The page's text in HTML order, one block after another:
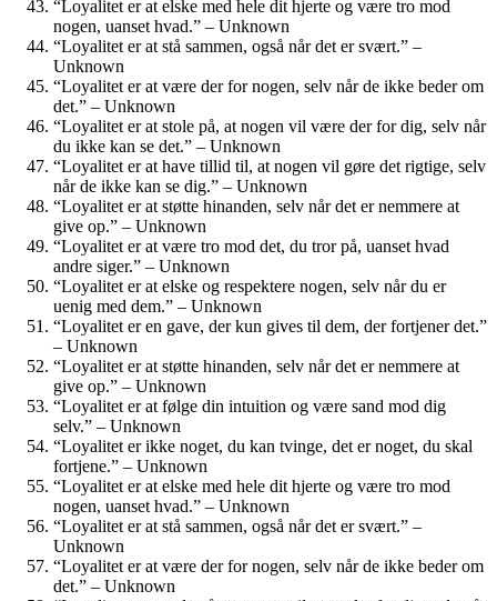
“Loyalitet er at elske med hele dit hjerte og være tro mod
nogen, uanset hvad.” – Unknown
“Loyalitet er at stå sammen, også når det er svært.” –
Unknown
“Loyalitet er at være der for nogen, selv når de ikke beder om
det.” – Unknown
“Loyalitet er at stole på, at nogen vil være der for dig, selv når
du ikke kan se det.” – Unknown
“Loyalitet er at have tillid til, at nogen vil gøre det rigtige, selv
når de ikke kan se dig.” – Unknown
“Loyalitet er at støtte hinanden, selv når det er nemmere at
give op.” – Unknown
“Loyalitet er at være tro mod det, du tror på, uanset hvad
andre siger.” – Unknown
“Loyalitet er at elske og respektere nogen, selv når du er
uenig med dem.” – Unknown
“Loyalitet er en gave, der kun gives til dem, der fortjener det.”
– Unknown
“Loyalitet er at støtte hinanden, selv når det er nemmere at
give op.” – Unknown
“Loyalitet er at følge din intuition og være sand mod dig
selv.” – Unknown
“Loyalitet er ikke noget, du kan tvinge, det er noget, du skal
fortjene.” – Unknown
“Loyalitet er at elske med hele dit hjerte og være tro mod
nogen, uanset hvad.” – Unknown
“Loyalitet er at stå sammen, også når det er svært.” –
Unknown
“Loyalitet er at være der for nogen, selv når de ikke beder om
det.” – Unknown